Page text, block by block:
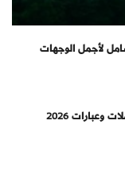
لأجمل الوجهات
وعبارات 2026